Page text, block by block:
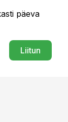
päeva
Liitun